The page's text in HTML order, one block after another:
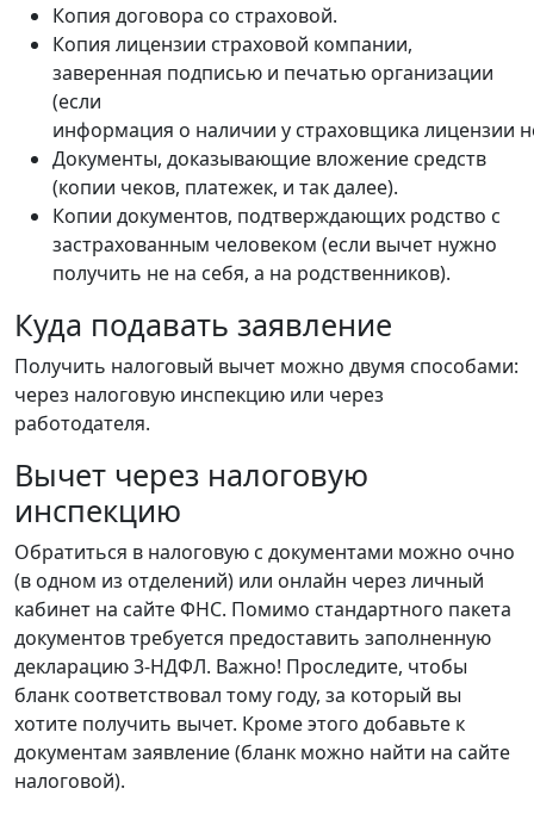
Копия договора со страховой.
Копия лицензии страховой компании,
заверенная подписью и печатью организации
(если
информация о наличии у страховщика лицензии
Документы, доказывающие вложение средств
(копии чеков, платежек, и так далее).
Копии документов, подтверждающих родство с
застрахованным человеком (если вычет нужно
получить не на себя, а на родственников).
Куда подавать заявление
Получить налоговый вычет можно двумя способами:
через налоговую инспекцию или через
работодателя.
Вычет через налоговую
инспекцию
Обратиться в налоговую с документами можно очно
(в одном из отделений) или онлайн через личный
кабинет на сайте ФНС. Помимо стандартного пакета
документов требуется предоставить заполненную
декларацию 3-НДФЛ. Важно! Проследите, чтобы
бланк соответствовал тому году, за который вы
хотите получить вычет. Кроме этого добавьте к
документам заявление (бланк можно найти на сайте
налоговой).